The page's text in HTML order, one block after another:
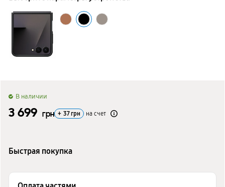
B наличии
3 699 грн + 37 грн на счет
Быстрая покупка